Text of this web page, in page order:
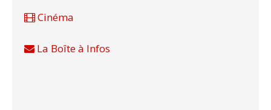
Cinéma
La Boîte à Infos